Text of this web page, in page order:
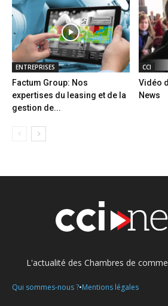
ENTREPRISES
Factum Group: Nos
expertises du leasing et de la
gestion de...
CCI
Vidéo
News
L'actualité des Chambres de
Qui sommes-nous ?•Mentions légales